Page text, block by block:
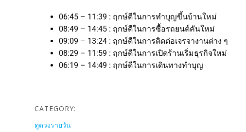
06:45 – 11:39 : ฤกษ์ดีในการทำบุญขึ้นบ้านใหม่
08:49 – 14:45 : ฤกษ์ดีในการซื้อรถยนต์คันใหม่
09:09 – 13:24 : ฤกษ์ดีในการติดต่อเจรจางานต่าง ๆ
08:29 – 11:59 : ฤกษ์ดีในการเปิดร้านเริ่มธุรกิจใหม่
06:19 – 14:49 : ฤกษ์ดีในการเดินทางทำบุญ
CATEGORY:
ดูดวงรายวัน